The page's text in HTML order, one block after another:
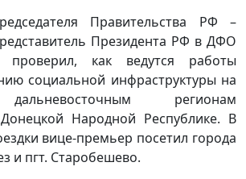
Правительства РФ –
Президента РФ в ДФО
как ведутся работы
социальной инфраструктуры на
регионам
Народной Республике. В
вице-премьер посетил города
и пгт. Старобешево.